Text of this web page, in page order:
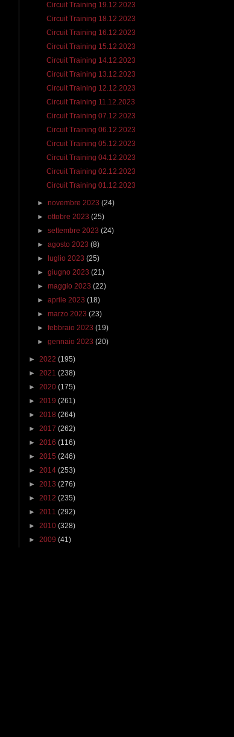
Circuit Training 19.12.2023
Circuit Training 18.12.2023
Circuit Training 16.12.2023
Circuit Training 15.12.2023
Circuit Training 14.12.2023
Circuit Training 13.12.2023
Circuit Training 12.12.2023
Circuit Training 11.12.2023
Circuit Training 07.12.2023
Circuit Training 06.12.2023
Circuit Training 05.12.2023
Circuit Training 04.12.2023
Circuit Training 02.12.2023
Circuit Training 01.12.2023
►novembre 2023(24)
►ottobre 2023(25)
►settembre 2023(24)
►agosto 2023(8)
►
luglio 2023(25)
►giugno 2023(21)
►maggio 2023(22)
►aprile 2023(18)
►marzo 2023(23)
►febbraio 2023(19)
►gennaio 2023(20)
► 2022 (195)
► 2021 (238)
► 2020 (175)
► 2019 (261)
► 2018 (264)
► 2017 (262)
► 2016 (116)
► 2015 (246)
► 2014 (253)
► 2013 (276)
► 2012 (235)
► 2011 (292)
► 2010 (328)
► 2009 (41)